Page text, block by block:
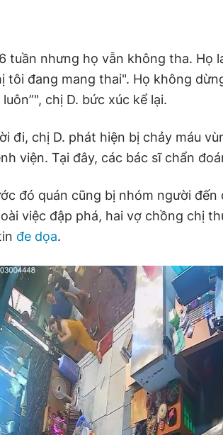
tuần nhưng họ vẫn không tha. Họ
tôi đang mang thai". Họ không
chị D. bức xúc kể lại.
đi, chị D. phát hiện bị chảy máu
viện. Tại đây, các bác sĩ chẩn
đó quán cũng bị nhóm người đến
việc đập phá, hai vợ chồng chị
đe dọa.